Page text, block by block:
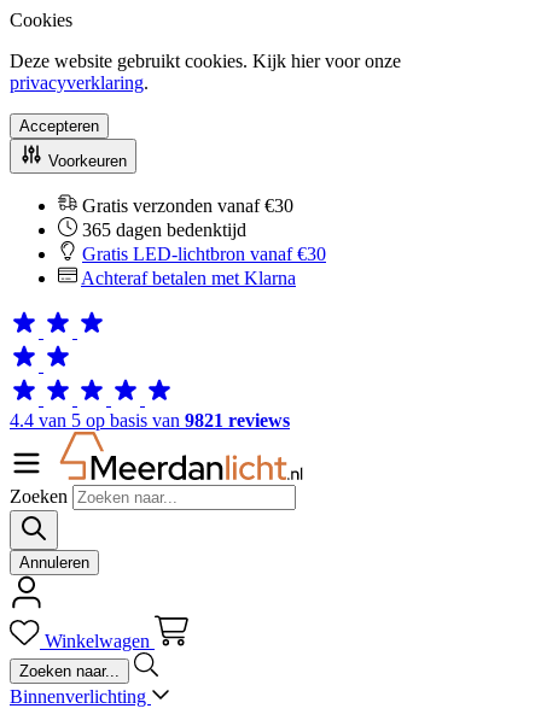
Cookies
Deze website gebruikt cookies. Kijk hier voor onze
privacyverklaring.
Accepteren
Voorkeuren
Gratis verzonden vanaf €30
365 dagen bedenktijd
Gratis LED-lichtbron vanaf €30
Achteraf betalen met Klarna
4.4 van 5 op basis van 9821 reviews
Zoeken
Annuleren
Winkelwagen
Binnenverlichting